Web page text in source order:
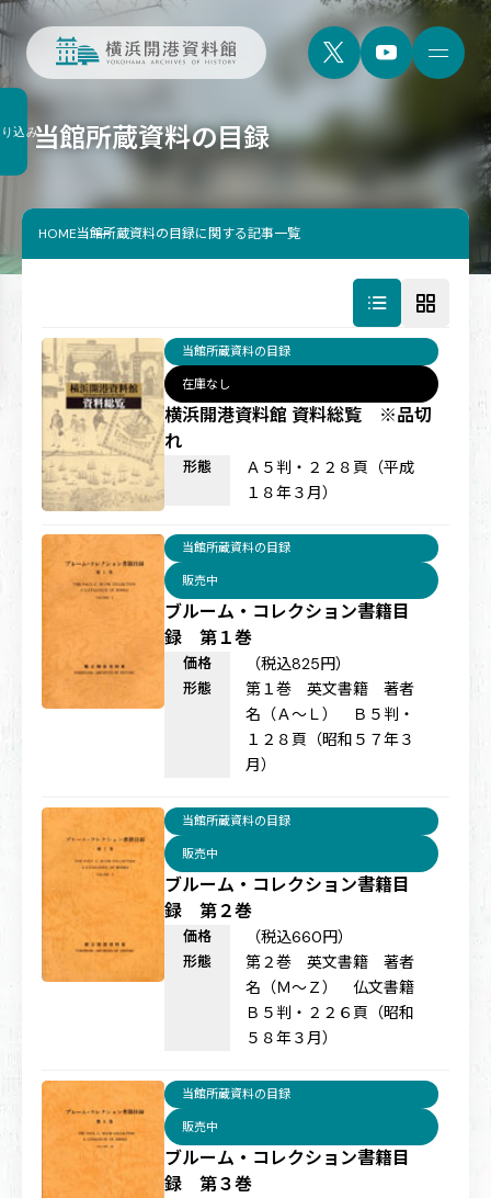
当館所蔵資料の目録
HOME当館所蔵資料の目録に関する記事一覧
横浜開港資料館 資料総覧 ※品切
れ
当館所蔵資料の目録
在庫なし
形態
Ａ５判・２２８頁（平成
１８年３月）
ブルーム・コレクション書籍目
録 第１巻
当館所蔵資料の目録
販売中
価格 （税込825円）
形態
第１巻 英文書籍 著者
名（Ａ〜Ｌ） Ｂ５判・
１２８頁（昭和５７年３
月）
ブルーム・コレクション書籍目
録 第２巻
当館所蔵資料の目録
販売中
価格 （税込660円）
形態
第２巻 英文書籍 著者
名（Ｍ〜Ｚ） 仏文書籍
Ｂ５判・２２６頁（昭和
５８年３月）
ブルーム・コレクション書籍目
録 第３巻
当館所蔵資料の目録
販売中
込み